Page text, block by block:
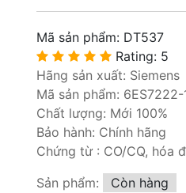
Mã sản phẩm: DT537
Rating: 5
Hãng sản xuất: Siemens
Mã sản phẩm:
Chất lượng: Mới 100%
Bảo hành: Chính hãng
Chứng từ : CO/CQ, hóa
Sản phẩm:
Còn hàng